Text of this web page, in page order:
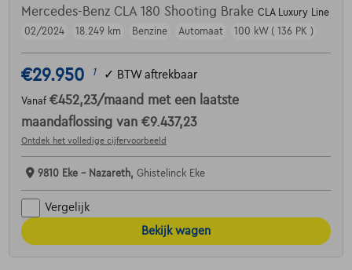
Mercedes-Benz CLA 180 Shooting Brake CLA Luxury Line
02/2024
18.249 km Benzine Automaat 100 kW ( 136 PK )
€29.950 1 ✓ BTW aftrekbaar
Vanaf €452,23/maand met een laatste
maandaflossing van €9.437,23
Ontdek het volledige cijfervoorbeeld
9810 Eke - Nazareth, Ghistelinck Eke
Vergelijk
Bekijk wagen